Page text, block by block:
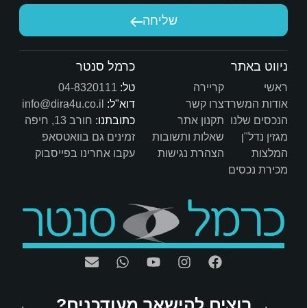
שליחה
ניווט באתר
ראשי
אודות המשרד
הנכסים שלנו
מגזין נדל"ן
המלצות
מכירת נכסים
קריירה
צרו קשר
תקנון אתר
שאלות ותשובות
הצהרת נגישות
כרמל סנטר
טל:04-8320111
דוא"ל:info@dira4u.co.il
כתובתנו:חורב 13, חיפה
זמינים גם בוואטסאפ
עקבו אחרינו בפייסבוק